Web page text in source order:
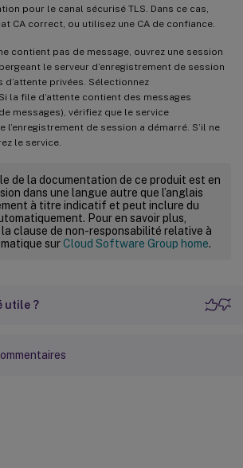
pour le canal sécurisé TLS. Dans ce cas,
CA correct, ou utilisez une CA de confiance.
contient pas de message, ouvrez une session
le serveur d’enregistrement de session
privées. Sélectionnez
. Si la file d’attente contient des messages
messages), vérifiez que le service
l’enregistrement de session a démarré. S’il ne
le service.
de la documentation de ce produit est en
dans une langue autre que l’anglais
à titre indicatif et peut inclure du
Pour en savoir plus,
clause de non-responsabilité relative à
surCloud Software Group home.
utile ?